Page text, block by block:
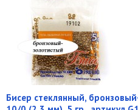
Бисер стеклянный,